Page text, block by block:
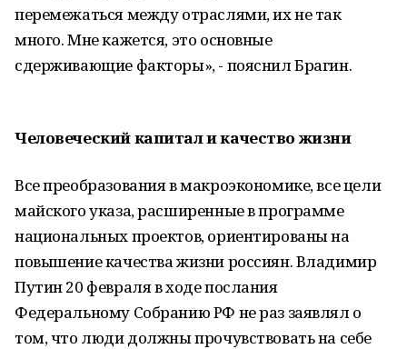
перемежаться между отраслями, их не так
много. Мне кажется, это основные
сдерживающие факторы», - пояснил Брагин.
Человеческий капитал и качество жизни
Все преобразования в макроэкономике, все цели
майского указа, расширенные в программе
национальных проектов, ориентированы на
повышение качества жизни россиян. Владимир
Путин 20 февраля в ходе послания
Федеральному Собранию РФ не раз заявлял о
том, что люди должны прочувствовать на себе